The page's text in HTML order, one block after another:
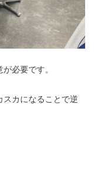
必要です。
カになることで逆